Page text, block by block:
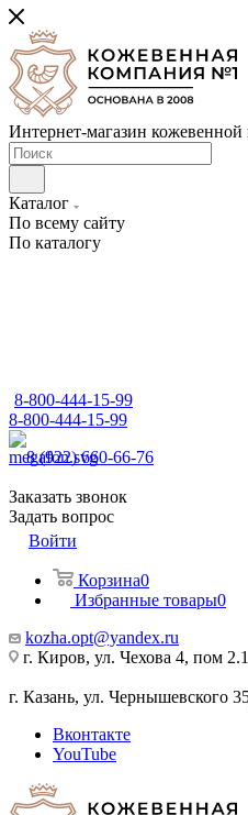
Интернет-магазин
Каталог
По всему сайту
По каталогу
8-800-444-15-99
8-800-444-15-99
8 (922) 660-66-76
Заказать звонок
Задать вопрос
Войти
Корзина0
Избранные товары0
kozha.opt@yandex.ru
г. Киров, ул. Чехова 4, пом 2.1
г. Казань, ул. Чернышевского
Вконтакте
YouTube